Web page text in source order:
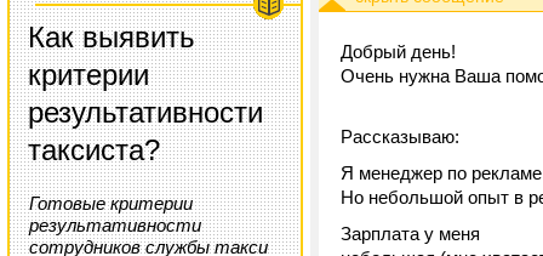
Как выявить
критерии
результативности
таксиста?
Готовые критерии
результативности
сотрудников службы такси
Добрый день!
Очень нужна Ваша
Рассказываю:
Я менеджер по
Но небольшой опыт в
Зарплата у меня